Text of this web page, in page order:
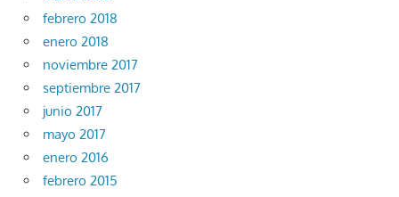
febrero 2018
enero 2018
noviembre 2017
septiembre 2017
junio 2017
mayo 2017
enero 2016
febrero 2015